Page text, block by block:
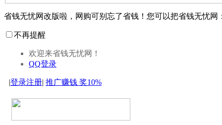
省钱无忧网改版啦，网购可别忘了省钱！您可以把省钱无忧网
不再提醒
欢迎来省钱无忧网！
QQ登录
|登录注册| 推广赚钱 奖10%